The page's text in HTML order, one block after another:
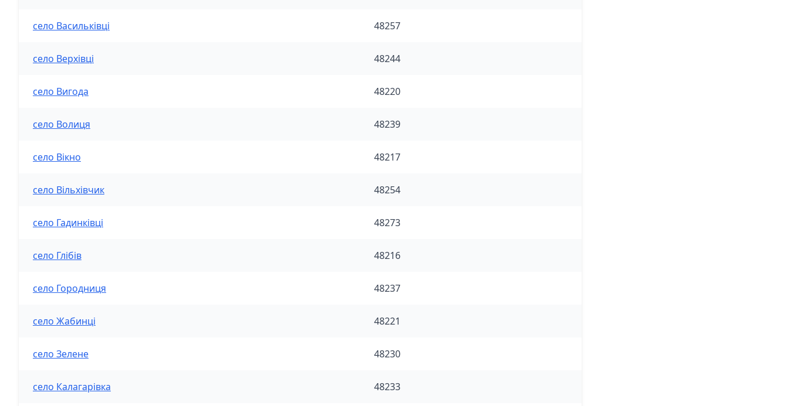
село Васильківці 48257
село Верхівці 48244
село Вигода 48220
село Волиця 48239
село Вікно 48217
село Вільхівчик 48254
село Гадинківці 48273
село Глібів 48216
село Городниця 48237
село Жабинці 48221
село Зелене 48230
село Калагарівка 48233